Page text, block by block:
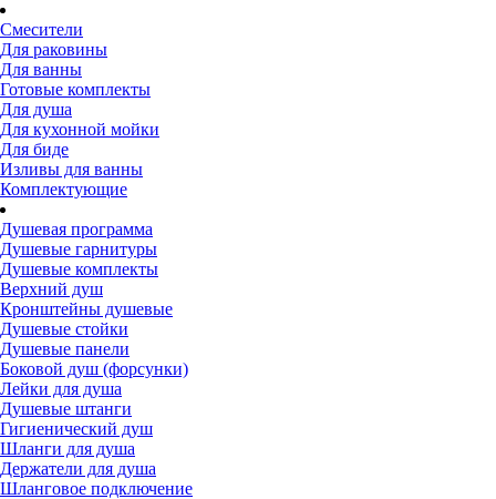
Смесители
Для раковины
Для ванны
Готовые комплекты
Для душа
Для кухонной мойки
Для биде
Изливы для ванны
Комплектующие
Душевая программа
Душевые гарнитуры
Душевые комплекты
Верхний душ
Кронштейны душевые
Душевые стойки
Душевые панели
Боковой душ (форсунки)
Лейки для душа
Душевые штанги
Гигиенический душ
Шланги для душа
Держатели для душа
Шланговое подключение